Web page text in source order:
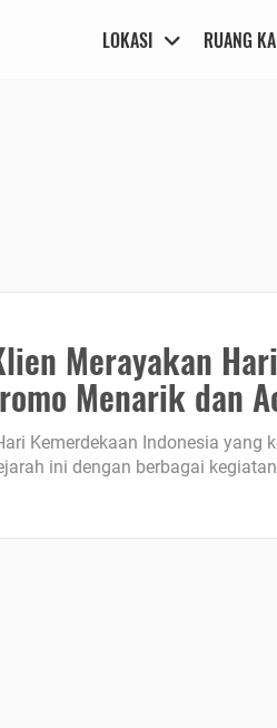
LOKASI RUANG
Merayakan
Menarik dan
Kemerdekaan Indonesia yang
ini dengan berbagai